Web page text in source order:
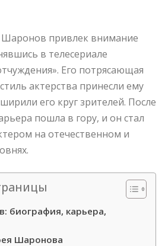
Шаронов привлек внимание
в телесериале
Его потрясающая
актерства принесли ему
его круг зрителей. После
пошла в гору, и он стал
на отечественном и
биография, карьера,
Шаронова